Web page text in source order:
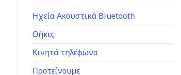
Ηχεία Ακουστικά Bluetooth
Θήκες
Κινητά τηλέφωνα
Προτείνουμε